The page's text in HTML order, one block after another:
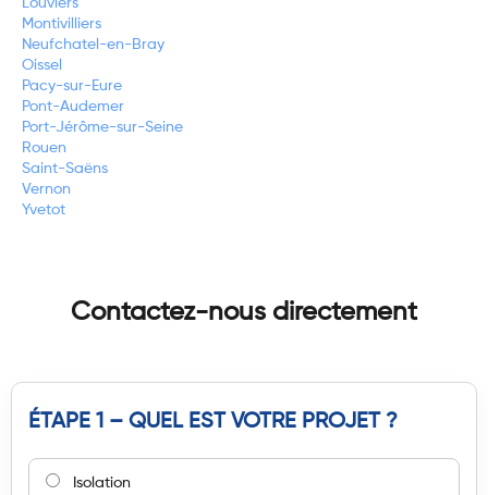
Montivilliers
Neufchatel-en-Bray
Oissel
Pacy-sur-Eure
Pont-Audemer
Port-Jérôme-sur-Seine
Rouen
Saint-Saëns
Vernon
Yvetot
Contactez-nous directement
ÉTAPE 1 – QUEL EST VOTRE PROJET ?
Isolation